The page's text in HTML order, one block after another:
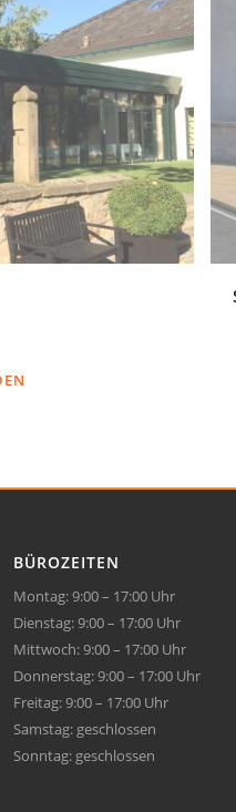
BÜROZEITEN
Montag: 9:00 – 17:00 Uhr
Dienstag: 9:00 – 17:00 Uhr
Mittwoch: 9:00 – 17:00 Uhr
Donnerstag: 9:00 – 17:00 Uhr
Freitag: 9:00 – 17:00 Uhr
Samstag: geschlossen
Sonntag: geschlossen